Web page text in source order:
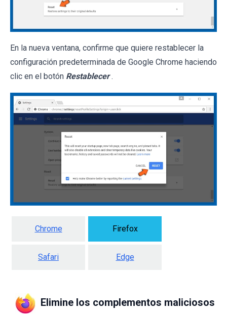
En la nueva ventana, confirme que quiere restablecer la
configuración predeterminada de Google Chrome haciendo
clic en el botón Restablecer .
Chrome Firefox
Safari Edge
Elimine los complementos maliciosos